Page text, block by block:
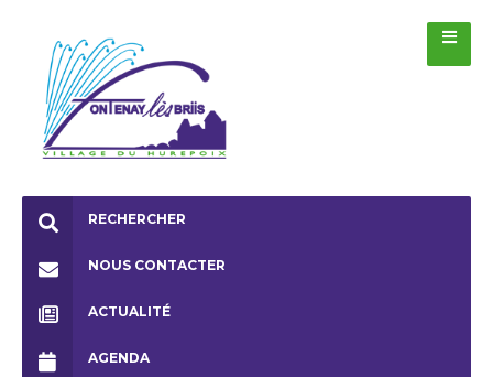
RECHERCHER
NOUS CONTACTER
ACTUALITÉ
AGENDA